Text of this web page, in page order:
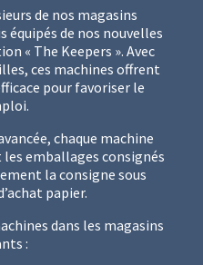
de nos magasins
de nos nouvelles
« The Keepers ». Avec
ces machines offrent
pour favoriser le
chaque machine
emballages consignés
la consigne sous
papier.
dans les magasins
: